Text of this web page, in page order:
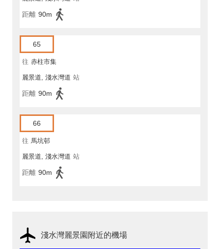
距離 90m
65
往 赤柱市集
麗景道, 淺水灣道 站
距離 90m
66
往 馬坑邨
麗景道, 淺水灣道 站
距離 90m
淺水灣麗景園附近的機場